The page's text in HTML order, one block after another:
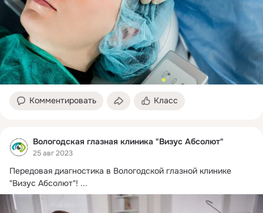
Комментировать Класс
Вологодская глазная клиника "Визус Абсолют"
25 авг 2023
Передовая диагностика в Вологодской глазной клинике
"Визус Абсолют"! ...